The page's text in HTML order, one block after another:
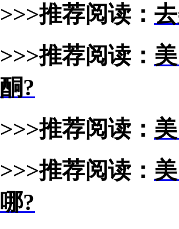
>>>推荐阅读：
>>>推荐阅读：
酮?
>>>推荐阅读：
>>>推荐阅读：
哪?